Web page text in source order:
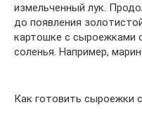
измельченный лук.
до появления
картошке с сыроежками
соленья. Например,
Как готовить сыроежки